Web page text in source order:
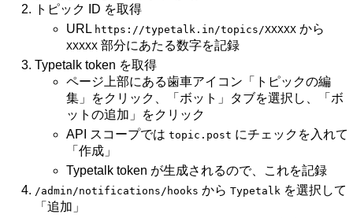
トピック ID を取得
URL https://typetalk.in/topics/XXXXX から
XXXXX 部分にあたる数字を記録
Typetalk token を取得
ページ上部にある歯車アイコン「トピックの編
集」をクリック、「ボット」タブを選択し、「ボ
ットの追加」をクリック
API スコープでは topic.post にチェックを入れて
「作成」
Typetalk token が生成されるので、これを記録
/admin/notifications/hooks から Typetalk を選択して
「追加」